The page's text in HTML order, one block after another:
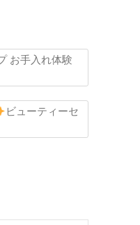
お手入れ体験
ビューティーセ